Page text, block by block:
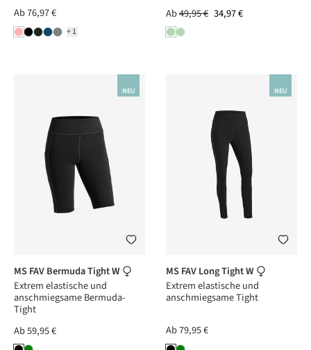
+1
Ab76,97 €
Ab49,95 € 34,97 €
NEU
MS FAV Bermuda Tight W
Extrem elastische und
anschmiegsame Bermuda-
Tight
Ab59,95 €
NEU
MS FAV Long Tight W
Extrem elastische und
anschmiegsame Tight
Ab79,95 €